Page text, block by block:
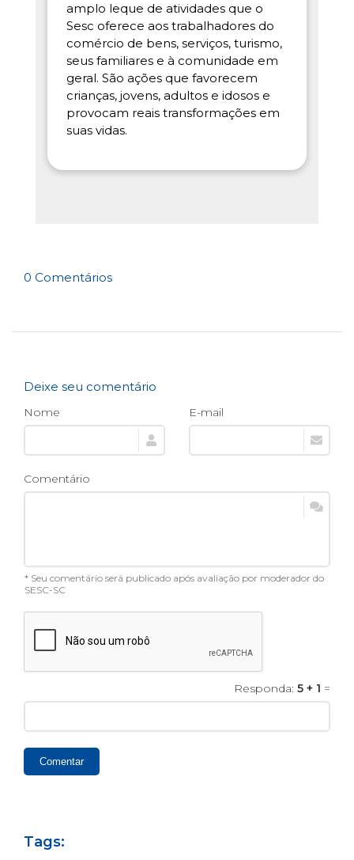
amplo leque de atividades que o
Sesc oferece aos trabalhadores do
comércio de bens, serviços, turismo,
seus familiares e à comunidade em
geral. São ações que favorecem
crianças, jovens, adultos e idosos e
provocam reais transformações em
suas vidas.
0 Comentários
Deixe seu comentário
Nome E-mail
Comentário
* Seu comentário será publicado após avaliação por moderador do
SESC-SC
Responda: 5 + 1 =
Comentar
Tags: